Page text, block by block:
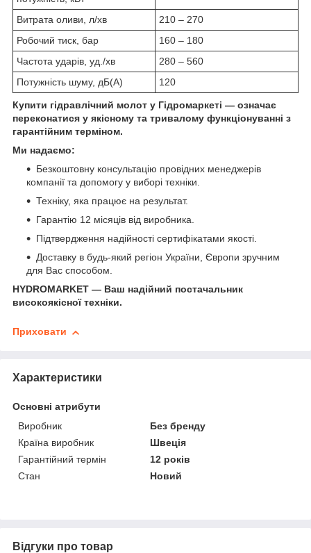
Витрата оливи, л/хв
210 – 270
Робочий тиск, бар
160 – 180
Частота ударів, уд./хв
280 – 560
Потужність шуму, дБ(А)
120
Купити гідравлічний молот у Гідромаркеті — означає
переконатися у якісному та тривалому функціонуванні з
гарантійним терміном.
Ми надаємо:
Безкоштовну консультацію провідних менеджерів
компанії та допомогу у виборі техніки.
Техніку, яка працює на результат.
Гарантію 12 місяців від виробника.
Підтвердження надійності сертифікатами якості.
Доставку в будь-який регіон України, Європи зручним
для Вас способом.
HYDROMARKET — Ваш надійний постачальник
високоякісної техніки.
Приховати
Характеристики
Основні атрибути
Виробник
Без бренду
Країна виробник
Швеція
Гарантійний термін
12 років
Стан
Новий
Відгуки про товар